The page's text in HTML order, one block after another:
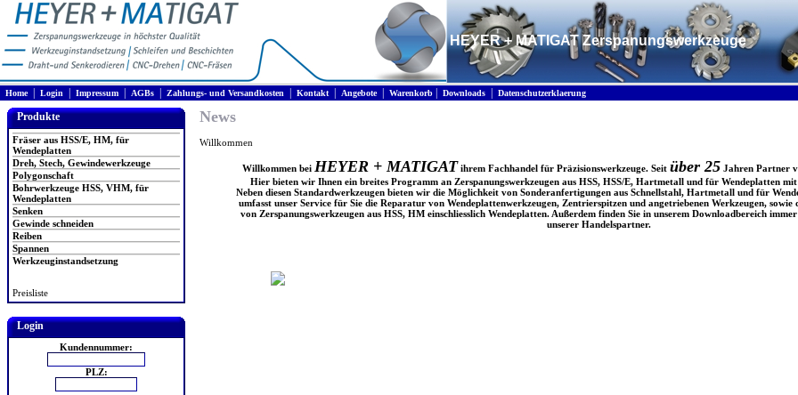
HEYER + MATIGAT Zerspanungswerkzeuge
Home| Login Impressum AGBs Zahlungs- und Versandkosten Kontakt| Angebote| Warenkorb Downloads Datenschutzerklaerung
Produkte
Fräser aus HSS/E, HM, für
Wendeplatten
Dreh, Stech, Gewindewerkzeuge
Polygonschaft
Bohrwerkzeuge HSS, VHM, für
Wendeplatten
Senken
Gewinde schneiden
Reiben
Spannen
Werkzeuginstandsetzung
Preisliste
Login
Kundennummer:
PLZ:
News
Willkommen
Willkommen bei HEYER + MATIGATihrem Fachhandel für Präzisionswerkzeuge. Seit über 25 Jahren Partner
Hier bieten wir Ihnen ein breites Programm an Zerspanungswerkzeugen aus HSS, HSS/E, Hartmetall und für Wendeplatten
Neben diesen Standardwerkzeugen bieten wir die Möglichkeit von Sonderanfertigungen aus Schnellstahl, Hartmetall und für
umfasst unser Service für Sie die Reparatur von Wendeplattenwerkzeugen, Zentrierspitzen und angetriebenen Werkzeugen, sowie
von Zerspanungswerkzeugen aus HSS, HM einschliesslich Wendeplatten. Außerdem finden Sie in unserem Downloadbereich
unserer Handelspartner.